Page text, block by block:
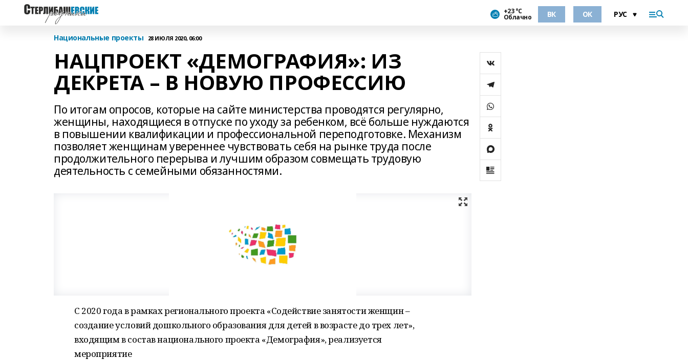
+23 °С
Облачно ВК ОК
Национальные проекты 28 ИЮЛЯ 2020, 06:00
НАЦПРОЕКТ «ДЕМОГРАФИЯ»: ИЗ
ДЕКРЕТА – В НОВУЮ ПРОФЕССИЮ
По итогам опросов, которые на сайте министерства проводятся регулярно,
женщины, находящиеся в отпуске по уходу за ребенком, всё больше нуждаются
в повышении квалификации и профессиональной переподготовке. Механизм
позволяет женщинам увереннее чувствовать себя на рынке труда после
продолжительного перерыва и лучшим образом совмещать трудовую
деятельность с семейными обязанностями.
С 2020 года в рамках регионального проекта «Содействие занятости женщин –
создание условий дошкольного образования для детей в возрасте до трех лет»,
входящим в состав национального проекта «Демография», реализуется
мероприятие